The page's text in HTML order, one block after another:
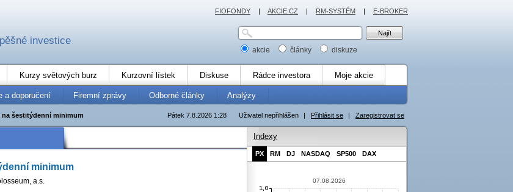
investice
akcie články diskuze
Kurzy světových burz Kurzovní lístek Diskuse Rádce investora Moje akcie
a doporučení Firemní zprávy Odborné články Analýzy
Uživatel nepřihlášen | Přihlásit se | Zaregistrovat se
Pátek 7.8.2026 1:28
na šestitýdenní minimum
minimum
a.s.
Indexy
PX RM DJ NASDAQ SP500 DAX
07.08.2026
FIOFONDY | AKCIE.CZ | RM-SYSTÉM | E-BROKER